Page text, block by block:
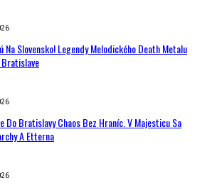
Na Slovensko! Legendy Melodického Death Metalu
Do Bratislavy Chaos Bez Hraníc. V Majesticu Sa
A Etterna